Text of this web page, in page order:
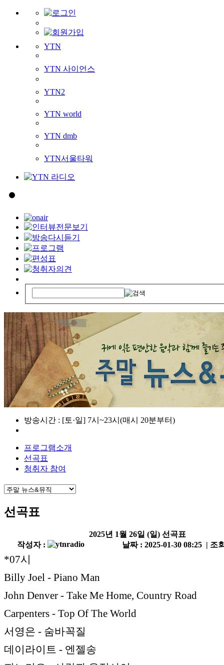
YTN
YTN 사이언스
YTN2
YTN world
YTN dmb
YTN서울타워
방송시간 : [토·일] 7시~23시(매시 20분부터)
프로그램소개
선곡표
청취자 참여
선곡표
2025년 1월 26일 (일) 선곡표
작성자 :
날짜 : 2025-01-30 08:25 | 조
*07시
Billy Joel - Piano Man
John Denver - Take Me Home, Country Road
Carpenters - Top Of The World
서영은 - 숨바꼭질
데이라이트 - 엔젤송